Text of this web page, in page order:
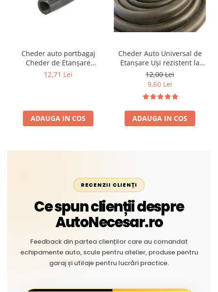
Cheder auto portbagaj
Cheder de Etanșare
Profesional din Cauciuc -
Liniar
12,71 Lei
ADAUGA IN COS
Cheder Auto Universal de
Etanșare Uși rezistent la
intemperii, raze UV,
îmbătrânire și temperaturi
extreme
12,00 Lei
9,60 Lei
ADAUGA IN COS
RECENZII CLIENȚI
Ce spun clienții despre
AutoNecesar.ro
Feedback din partea clienților care au comandat
echipamente auto, scule pentru atelier, produse pentru
garaj și utilaje pentru lucrări practice.